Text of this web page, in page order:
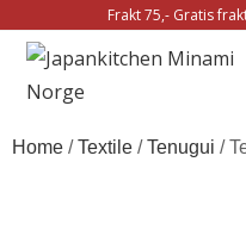
Frakt 75,- Gratis
Home /Textile /Tenugui /